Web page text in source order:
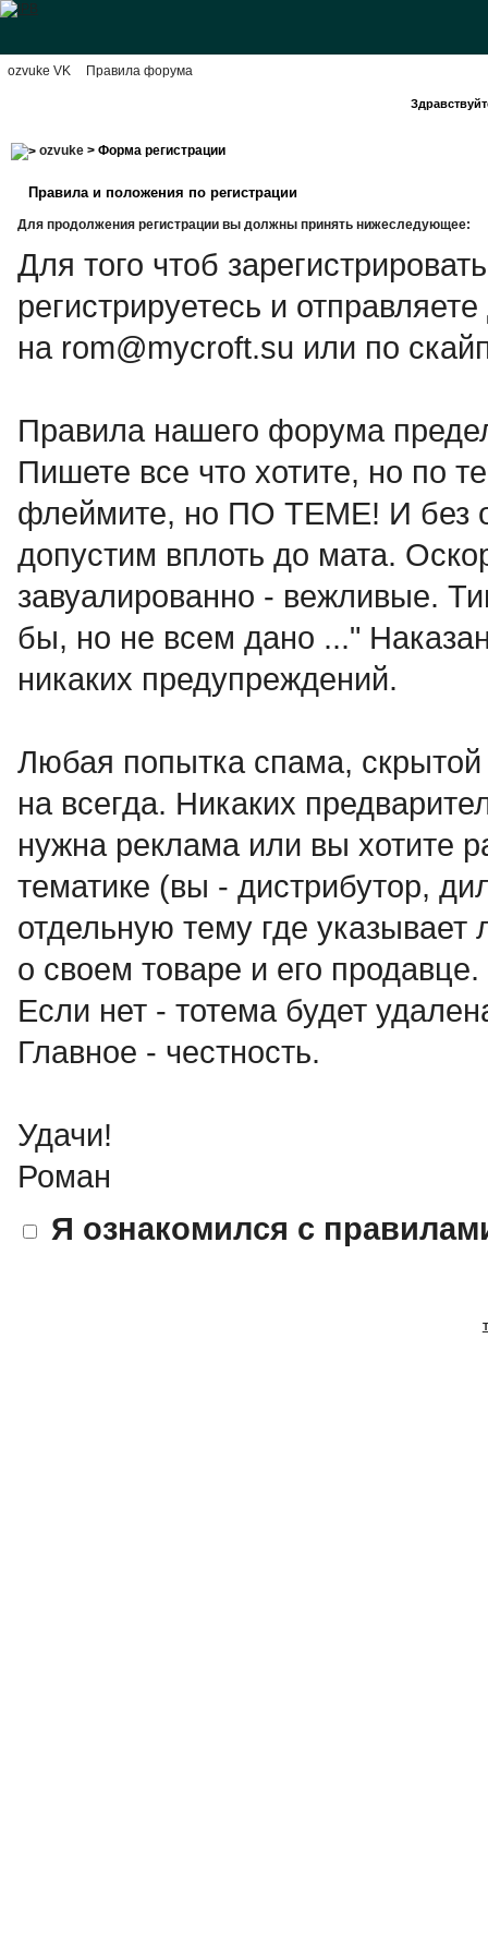
ozvuke VK Правила форума
ozvuke> Форма регистрации
Правила и положения по регистрации
Для продолжения регистрации вы должны принять нижеследующее:
Для того чтоб
регистрируетесь и
на rom@mycroft.su или по
Правила нашего форума
Пишете все что хотите, но по
флеймите, но ПО ТЕМЕ! И без
допустим вплоть до мата.
завуалированно - вежливые.
бы, но не всем дано ..."
никаких предупреждений.
Любая попытка спама, скрытой
на всегда. Никаких
нужна реклама или вы хотите
тематике (вы - дистрибутор,
отдельную тему где
о своем товаре и его
Если нет - тотема будет
Главное - честность.
Удачи!
Роман
Я ознакомился с